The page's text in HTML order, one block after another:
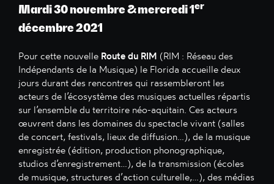
Mardi 30 novembre & mercredi 1 er
décembre 2021
Pour cette nouvelle Route du RIM (RIM : Réseau des
Indépendants de la Musique) le Florida accueille deux
jours durant des rencontres qui rassembleront les
acteurs de l’écosystème des musiques actuelles répartis
sur l’ensemble du territoire néo-aquitain. Ces acteurs
œuvrent dans les domaines du spectacle vivant (salles
de concert, festivals, lieux de diffusion…), de la musique
enregistrée (édition, production phonographique,
studios d’enregistrement…), de la transmission (écoles
de musique, structures d’action culturelle,…), des médias